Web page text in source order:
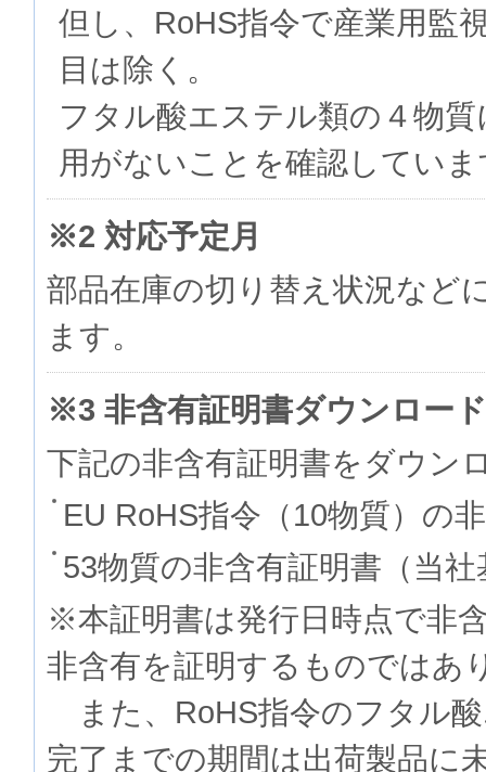
但し、RoHS指令で産業用監
目は除く。
フタル酸エステル類の４物
用がないことを確認してい
※2 対応予定月
部品在庫の切り替え状況など
ます。
※3 非含有証明書ダウンロード
下記の非含有証明書をダウン
EU RoHS指令（10物質）の
53物質の非含有証明書（当社
※本証明書は発行日時点で非
非含有を証明するものでは
また、RoHS指令のフタル
完了までの期間は出荷製品に